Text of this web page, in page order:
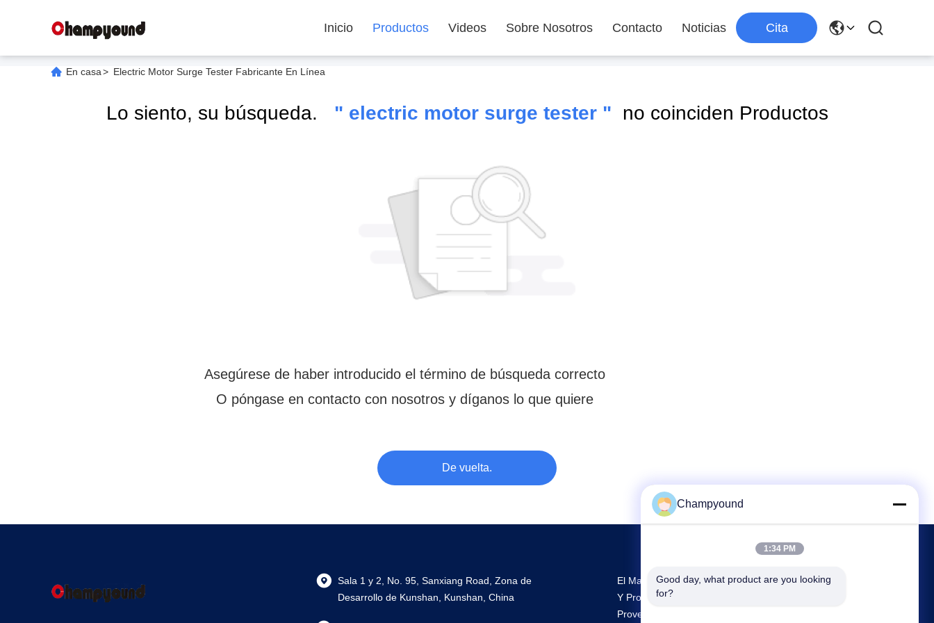
Inicio Productos Videos Sobre Nosotros Contacto Noticias Cita
En casa> Electric Motor Surge Tester Fabricante En Línea
Lo siento, su búsqueda. " electric motor surge tester " no coinciden Productos
Asegúrese de haber introducido el término de búsqueda correcto
O póngase en contacto con nosotros y díganos lo que quiere
De vuelta.
Sala 1 y 2, No. 95, Sanxiang Road, Zona de
Desarrollo de Kunshan, Kunshan, China
El Mayor Centro De Investigación Y Desarrollo
Y Producción Hairpin Winding Machine
Proveedor En China
Champyound
1:34 PM
Good day, what product are you looking
for?